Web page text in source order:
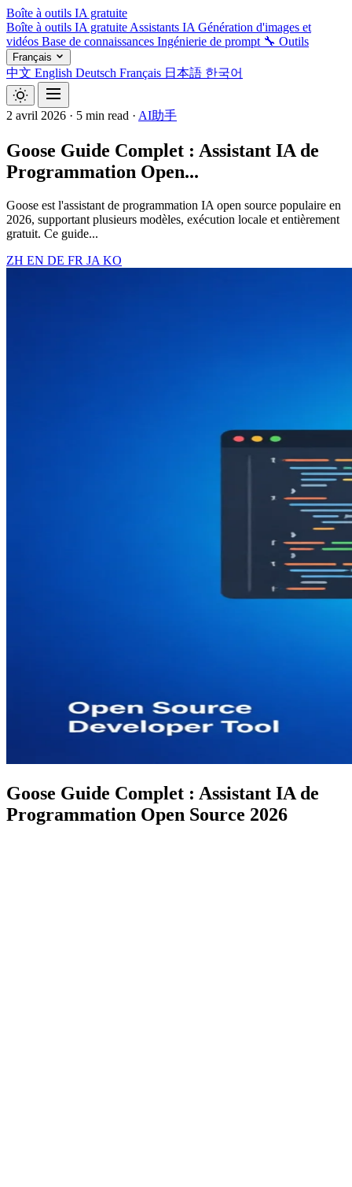
Boîte à outils IA gratuite
Boîte à outils IA gratuite Assistants IA Génération d'images et
vidéos Base de connaissances Ingénierie de prompt 🔧 Outils
Français
中文 English Deutsch Français 日本語 한국어
2 avril 2026 · 5 min read · AI助手
Goose Guide Complet : Assistant IA de
Programmation Open...
Goose est l'assistant de programmation IA open source populaire en
2026, supportant plusieurs modèles, exécution locale et entièrement
gratuit. Ce guide...
ZH EN DE FR JA KO
Goose Guide Complet : Assistant IA de
Programmation Open Source 2026